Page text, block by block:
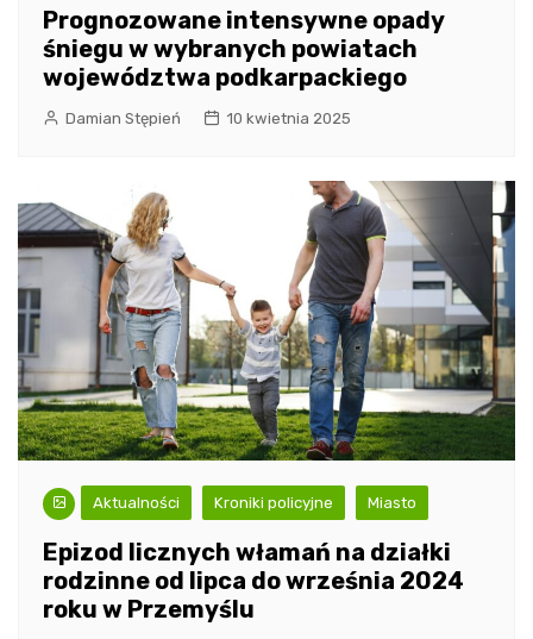
Prognozowane intensywne opady
śniegu w wybranych powiatach
województwa podkarpackiego
Damian Stępień 10 kwietnia 2025
Aktualności Kroniki policyjne Miasto
Epizod licznych włamań na działki
rodzinne od lipca do września 2024
roku w Przemyślu